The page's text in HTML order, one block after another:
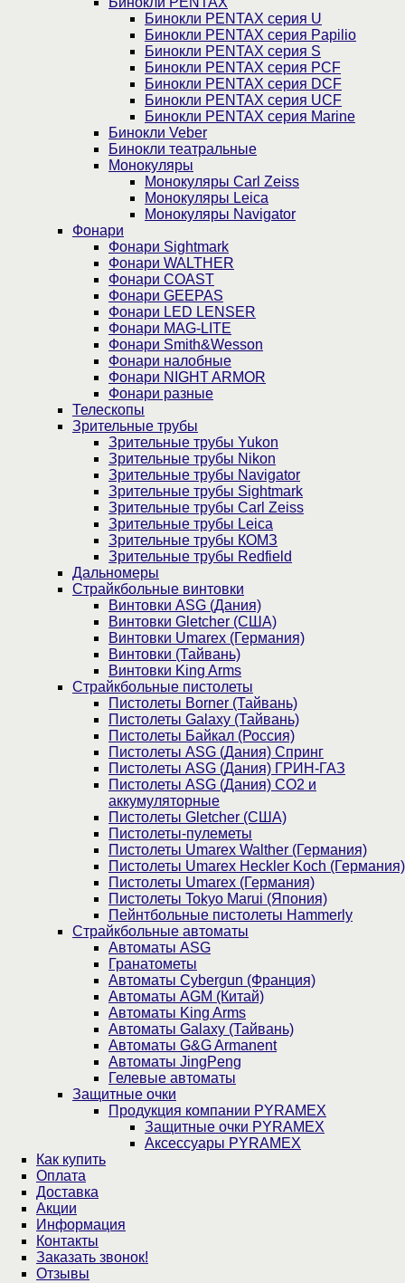
Бинокли PENTAX серия U
Бинокли PENTAX серия Papilio
Бинокли PENTAX серия S
Бинокли PENTAX серия PCF
Бинокли PENTAX серия DCF
Бинокли PENTAX серия UCF
Бинокли PENTAX серия Marine
Бинокли Veber
Бинокли театральные
Монокуляры
Монокуляры Carl Zeiss
Монокуляры Leica
Монокуляры Navigator
Фонари
Фонари Sightmark
Фонари WALTHER
Фонари COAST
Фонари GEEPAS
Фонари LED LENSER
Фонари MAG-LITE
Фонари Smith&Wesson
Фонари налобные
Фонари NIGHT ARMOR
Фонари разные
Телескопы
Зрительные трубы
Зрительные трубы Yukon
Зрительные трубы Nikon
Зрительные трубы Navigator
Зрительные трубы Sightmark
Зрительные трубы Carl Zeiss
Зрительные трубы Leica
Зрительные трубы КОМЗ
Зрительные трубы Redfield
Дальномеры
Страйкбольные винтовки
Винтовки ASG (Дания)
Винтовки Gletcher (США)
Винтовки Umarex (Германия)
Винтовки (Тайвань)
Винтовки King Arms
Страйкбольные пистолеты
Пистолеты Borner (Тайвань)
Пистолеты Galaxy (Тайвань)
Пистолеты Байкал (Россия)
Пистолеты ASG (Дания) Спринг
Пистолеты ASG (Дания) ГРИН-ГАЗ
Пистолеты ASG (Дания) CO2 и
аккумуляторные
Пистолеты Gletcher (США)
Пистолеты-пулеметы
Пистолеты Umarex Walther (Германия)
Пистолеты Umarex Heckler Koch (Германия)
Пистолеты Umarex (Германия)
Пистолеты Tokyo Marui (Япония)
Пейнтбольные пистолеты Hammerly
Страйкбольные автоматы
Автоматы ASG
Гранатометы
Автоматы Cybergun (Франция)
Автоматы AGM (Китай)
Автоматы King Arms
Автоматы Galaxy (Тайвань)
Автоматы G&G Armanent
Автоматы JingPeng
Гелевые автоматы
Защитные очки
Продукция компании PYRAMEX
Защитные очки PYRAMEX
Аксессуары PYRAMEX
Как купить
Оплата
Доставка
Акции
Информация
Контакты
Заказать звонок!
Отзывы